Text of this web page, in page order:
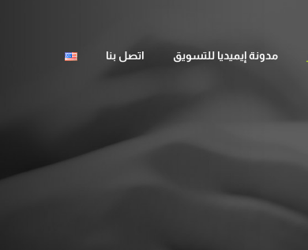
مدونة إيميديا للتسويق اتصل بنا